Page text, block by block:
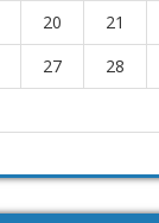
20 21
27 28